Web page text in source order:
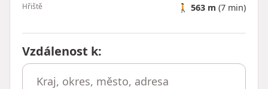
Hřiště 🚶 563 m (7 min)
Vzdálenost k: